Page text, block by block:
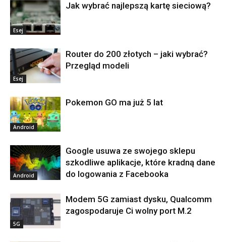
Esej
Jak wybrać najlepszą kartę sieciową?
Esej
Router do 200 złotych – jaki wybrać?
Przegląd modeli
Android
Pokemon GO ma już 5 lat
Android
Google usuwa ze swojego sklepu
szkodliwe aplikacje, które kradną dane
do logowania z Facebooka
5G
Modem 5G zamiast dysku, Qualcomm
zagospodaruje Ci wolny port M.2